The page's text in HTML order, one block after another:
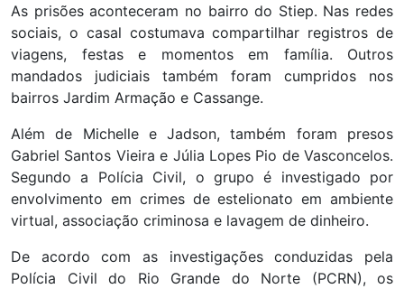
As prisões aconteceram no bairro do Stiep. Nas redes
sociais, o casal costumava compartilhar registros de
viagens, festas e momentos em família. Outros
mandados judiciais também foram cumpridos nos
bairros Jardim Armação e Cassange.
Além de Michelle e Jadson, também foram presos
Gabriel Santos Vieira e Júlia Lopes Pio de Vasconcelos.
Segundo a Polícia Civil, o grupo é investigado por
envolvimento em crimes de estelionato em ambiente
virtual, associação criminosa e lavagem de dinheiro.
De acordo com as investigações conduzidas pela
Polícia Civil do Rio Grande do Norte (PCRN), os